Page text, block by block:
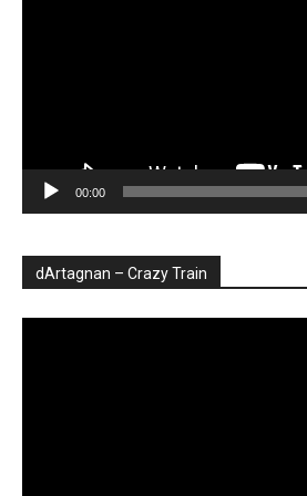
00:00
dArtagnan – Crazy Train